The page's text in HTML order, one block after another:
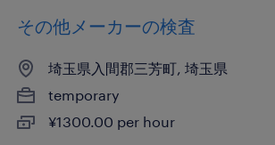
その他メーカーの検査
埼玉県入間郡三芳町, 埼玉県
temporary
¥1300.00 per hour